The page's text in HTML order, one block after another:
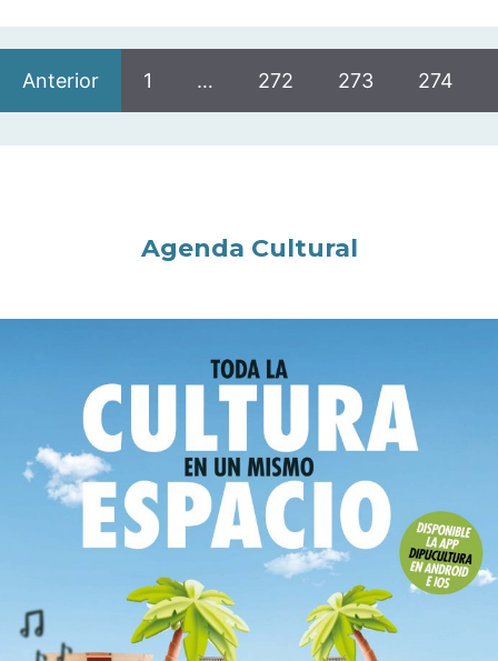
Anterior 1 … 272 273 274
Agenda Cultural